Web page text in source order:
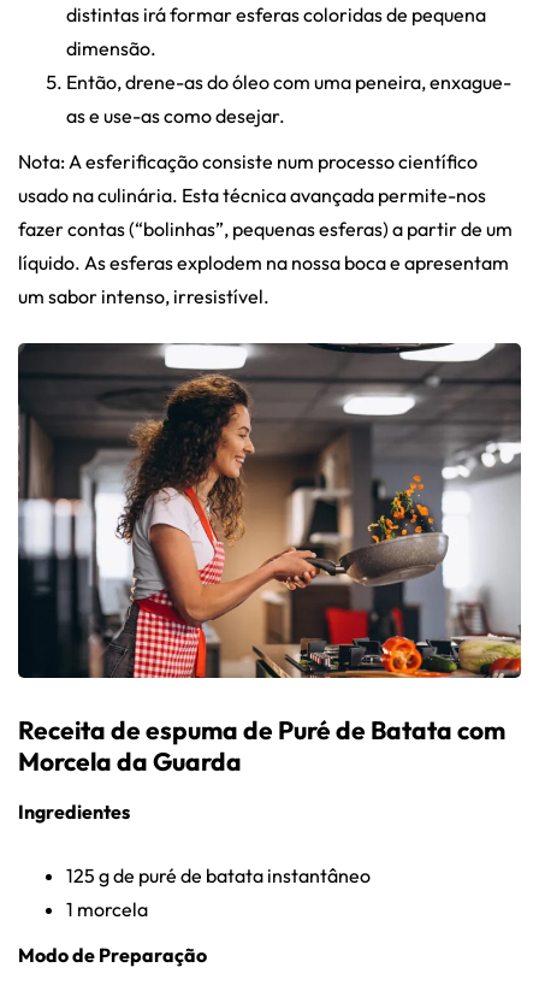
distintas irá formar esferas coloridas de pequena
dimensão.
Então, drene-as do óleo com uma peneira, enxague-
as e use-as como desejar.
Nota: A esferificação consiste num processo científico
usado na culinária. Esta técnica avançada permite-nos
fazer contas (“bolinhas”, pequenas esferas) a partir de um
líquido. As esferas explodem na nossa boca e apresentam
um sabor intenso, irresistível.
Receita de espuma de Puré de Batata com
Morcela da Guarda
Ingredientes
125 g de puré de batata instantâneo
1 morcela
Modo de Preparação